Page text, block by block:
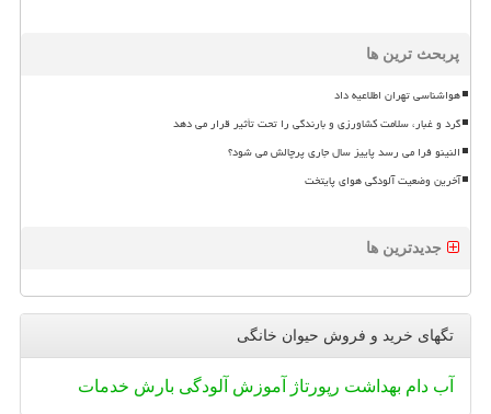
پربحث ترین ها
هواشناسی تهران اطلاعیه داد
گرد و غبار، سلامت کشاورزی و بارندگی را تحت تأثیر قرار می دهد
النینو فرا می رسد پاییز سال جاری پرچالش می شود؟
آخرین وضعیت آلودگی هوای پایتخت
جدیدترین ها
تگهای خرید و فروش حیوان خانگی
آب دام بهداشت رپورتاژ آموزش آلودگی بارش خدمات